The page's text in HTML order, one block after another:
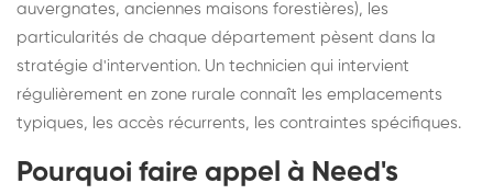
auvergnates, anciennes maisons forestières), les
particularités de chaque département pèsent dans la
stratégie d'intervention. Un technicien qui intervient
régulièrement en zone rurale connaît les emplacements
typiques, les accès récurrents, les contraintes spécifiques.
Pourquoi faire appel à Need's